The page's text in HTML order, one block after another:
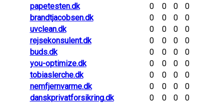
papetesten.dk
0 0 0
0
brandtjacobsen.dk
0 0 0
0
uvclean.dk
0 0 0
0
rejsekonsulent.dk
0 0 0
0
buds.dk
0 0 0
0
you-optimize.dk
0 0 0
0
tobiaslerche.dk
0 0 0
0
nemfjernvarme.dk
0 0 0
0
danskprivatforsikring.dk
0 0 0
0